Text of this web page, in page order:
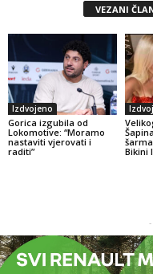
VEZANI
Izdvojeno
Gorica izgubila od
Lokomotive: “Moramo
nastaviti vjerovati i
raditi”
Bikini
-